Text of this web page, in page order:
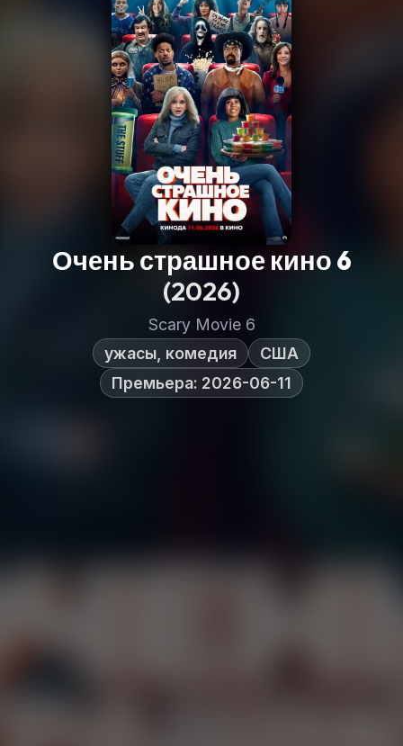
Очень страшное кино 6
(2026)
Scary Movie 6
ужасы, комедия
США
Премьера: 2026-06-11